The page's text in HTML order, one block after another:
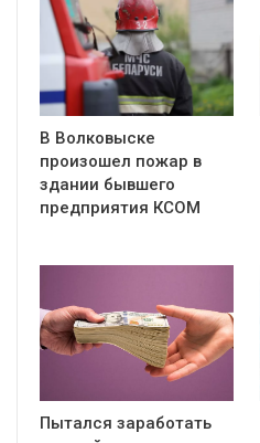
В Волковыске
произошел пожар в
здании бывшего
предприятия КСОМ
Пытался заработать